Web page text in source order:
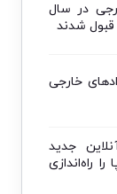
خارجی در سال
خارجی
جدید
راه‌اندازی